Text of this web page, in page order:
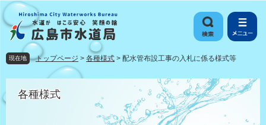
ペ
ー
先
で
。
メ
ニ
を
ば
て
現在地 トップページ > 各種様式 > 配水管布設工事の入札に係る様式等
各種様式